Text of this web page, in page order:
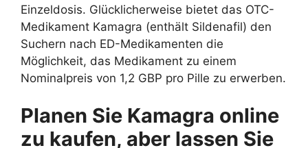
Einzeldosis. Glücklicherweise bietet das OTC-
Medikament Kamagra (enthält Sildenafil) den
Suchern nach ED-Medikamenten die
Möglichkeit, das Medikament zu einem
Nominalpreis von 1,2 GBP pro Pille zu erwerben.
Planen Sie Kamagra online
zu kaufen, aber lassen Sie